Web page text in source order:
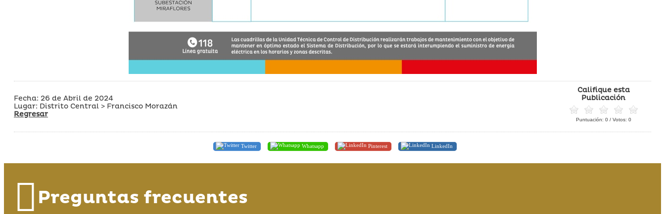
Fecha: 26 de Abril de 2024
Lugar: Distrito Central > Francisco Morazán
Regresar
Califique esta
Publicación
Puntuación: 0/ Votos: 0
Twitter Whatsapp Pinterest LinkedIn
Preguntas frecuentes